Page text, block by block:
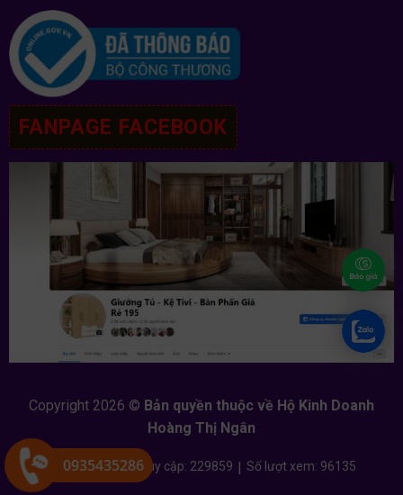
FANPAGE FACEBOOK
Copyright 2026 © Bản quyền thuộc về Hộ Kinh Doanh
Hoàng Thị Ngân
Đang online: 3 | Tổng truy cập: 229859 | Số lượt xem: 96135
0935435286